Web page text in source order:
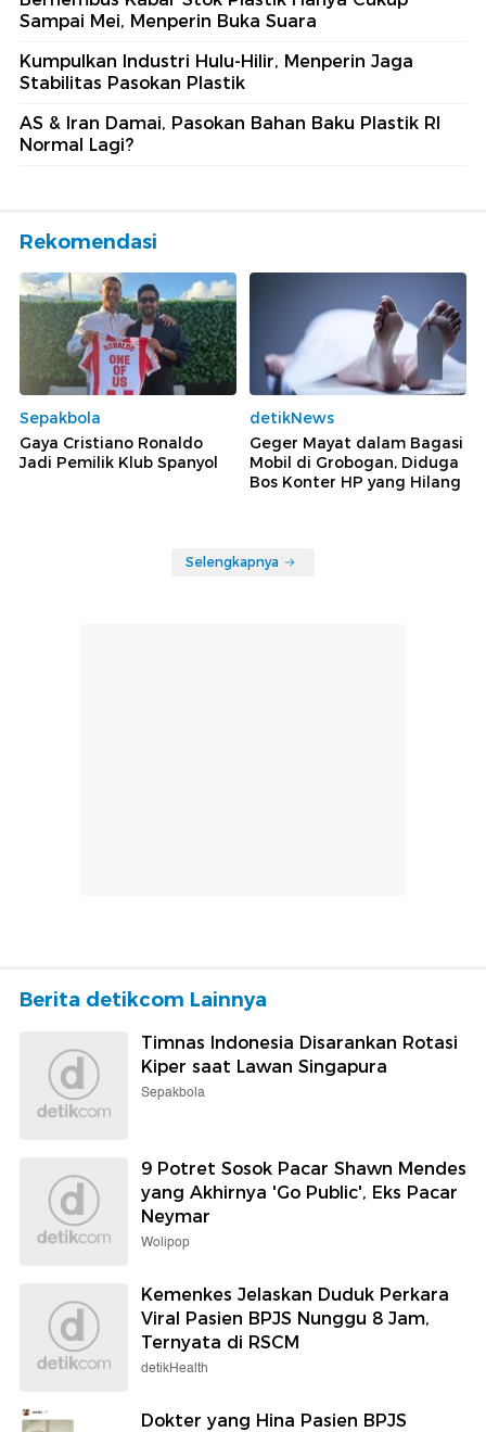
Sampai Mei, Menperin Buka Suara
Kumpulkan Industri Hulu-Hilir, Menperin Jaga
Stabilitas Pasokan Plastik
AS & Iran Damai, Pasokan Bahan Baku Plastik RI
Normal Lagi?
Rekomendasi
Sepakbola
Gaya Cristiano Ronaldo
Jadi Pemilik Klub Spanyol
detikNews
Geger Mayat dalam Bagasi
Mobil di Grobogan, Diduga
Bos Konter HP yang Hilang
Selengkapnya
Berita detikcom Lainnya
Timnas Indonesia Disarankan Rotasi
Kiper saat Lawan Singapura
Sepakbola
9 Potret Sosok Pacar Shawn Mendes
yang Akhirnya 'Go Public', Eks Pacar
Neymar
Wolipop
Kemenkes Jelaskan Duduk Perkara
Viral Pasien BPJS Nunggu 8 Jam,
Ternyata di RSCM
detikHealth
Dokter yang Hina Pasien BPJS